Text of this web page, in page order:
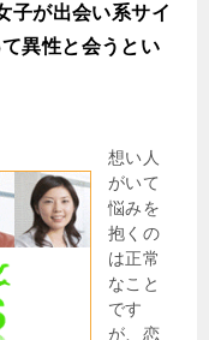
子が出会い系サイ
異性と会うとい
想い人
がいて
悩みを
抱くの
は正常
なこと
です
が、恋